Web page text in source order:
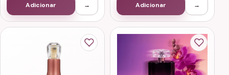
Adicionar → Adicionar →